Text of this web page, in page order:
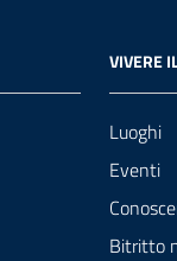
VIVERE
Luoghi
Eventi
Bitritto